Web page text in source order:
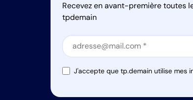
Recevez en avant-première toutes
tpdemain
Section
Section
J'accepte que tp.demain utilise mes